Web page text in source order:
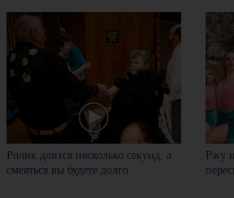
Ролик длится несколько секунд, а
смеяться вы будете долго
Ржу